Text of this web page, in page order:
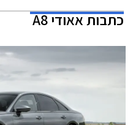
כתבותאאודי A8